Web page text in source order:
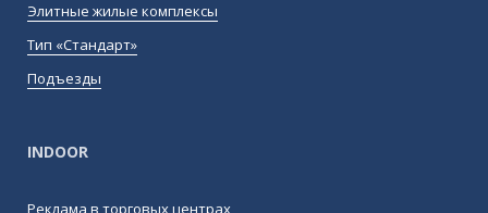
Элитные жилые комплексы
Тип «Стандарт»
Подъезды
INDOOR